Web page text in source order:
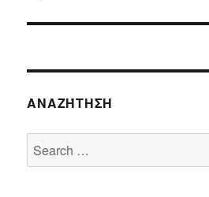
ΑΝΑΖΉΤΗΣΗ
Search
for: